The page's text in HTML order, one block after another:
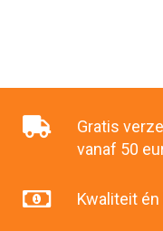
Gratis
vanaf 50
Kwaliteit